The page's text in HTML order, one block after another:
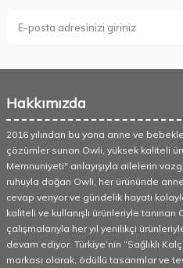
Hakkımızda
2016 yılından bu yana anne ve
çözümler sunan Owli, yüksek kaliteli
Memnuniyeti" anlayışıyla ailelerin
ruhuyla doğan Owli, her ürününde
cevap veriyor ve gündelik hayatı
kaliteli ve kullanışlı ürünleriyle tanınan
çalışmalarıyla her yıl yenilikçi
devam ediyor. Türkiye’nin “Sağlıklı
markası olarak, ödüllü tasarımlar ve